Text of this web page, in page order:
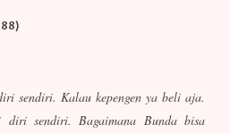
sendiri. Kalau kepengen ya beli aja.
diri sendiri. Bagaimana Bunda bisa